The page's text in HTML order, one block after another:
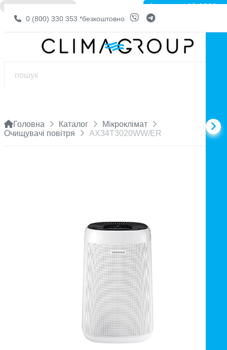
0 (800) 330 353 *безкоштовно
Головна Каталог
Мікроклімат
Очищувачі повітря
AX34T3020WW/ER
Артикул: 10-3991
❌ НЕМА В НАЯВНОСТІ